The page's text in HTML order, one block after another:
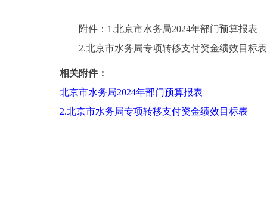
附件：1.北京市水务局2024年部门预算报表
2.北京市水务局专项转移支付资金绩效目标表
相关附件：
北京市水务局2024年部门预算报表
2.北京市水务局专项转移支付资金绩效目标表